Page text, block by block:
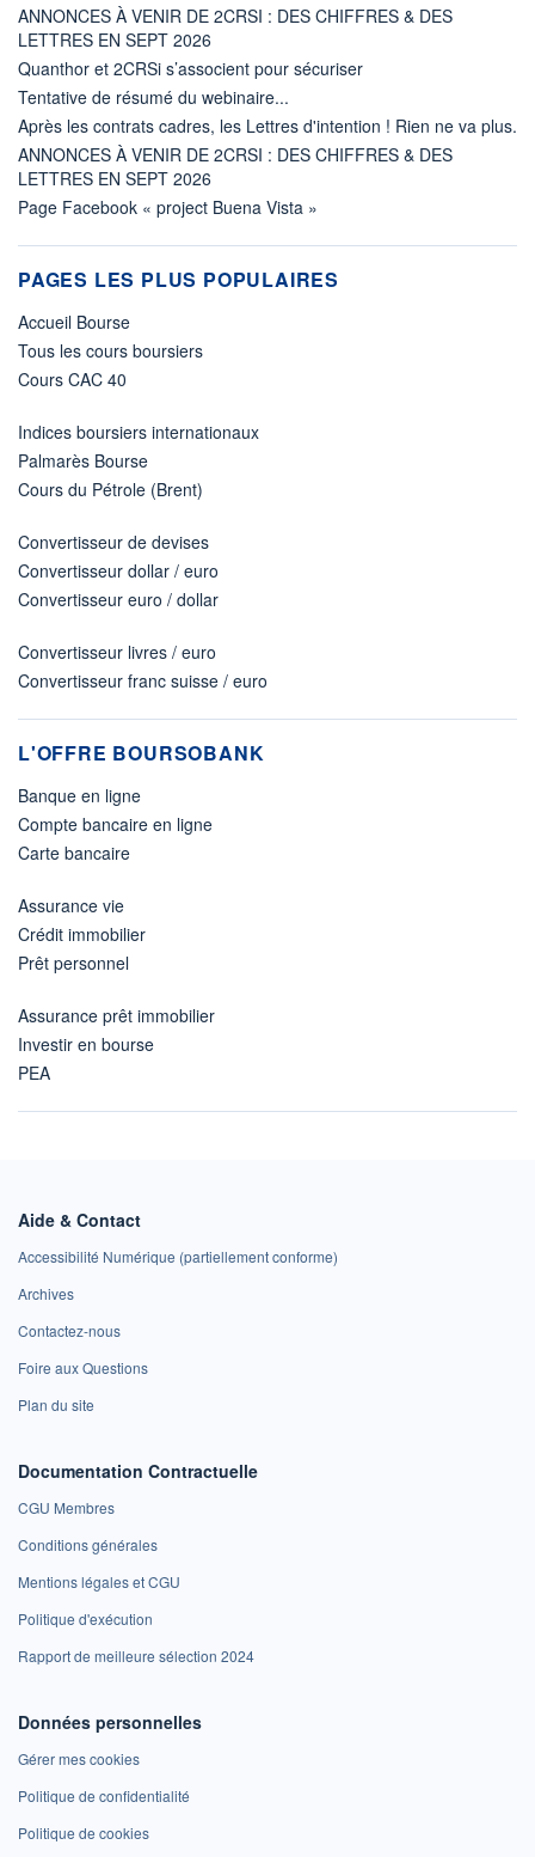
ANNONCES À VENIR DE 2CRSI : DES CHIFFRES & DES
LETTRES EN SEPT 2026
Quanthor et 2CRSi s’associent pour sécuriser
Tentative de résumé du webinaire...
Après les contrats cadres, les Lettres d'intention ! Rien ne va plus.
ANNONCES À VENIR DE 2CRSI : DES CHIFFRES & DES
LETTRES EN SEPT 2026
Page Facebook « project Buena Vista »
PAGES LES PLUS POPULAIRES
Accueil Bourse
Tous les cours boursiers
Cours CAC 40
Indices boursiers internationaux
Palmarès Bourse
Cours du Pétrole (Brent)
Convertisseur de devises
Convertisseur dollar / euro
Convertisseur euro / dollar
Convertisseur livres / euro
Convertisseur franc suisse / euro
L'OFFRE BOURSOBANK
Banque en ligne
Compte bancaire en ligne
Carte bancaire
Assurance vie
Crédit immobilier
Prêt personnel
Assurance prêt immobilier
Investir en bourse
PEA
Aide & Contact
Accessibilité Numérique (partiellement conforme)
Archives
Contactez-nous
Foire aux Questions
Plan du site
Documentation Contractuelle
CGU Membres
Conditions générales
Mentions légales et CGU
Politique d'exécution
Rapport de meilleure sélection 2024
Données personnelles
Gérer mes cookies
Politique de confidentialité
Politique de cookies